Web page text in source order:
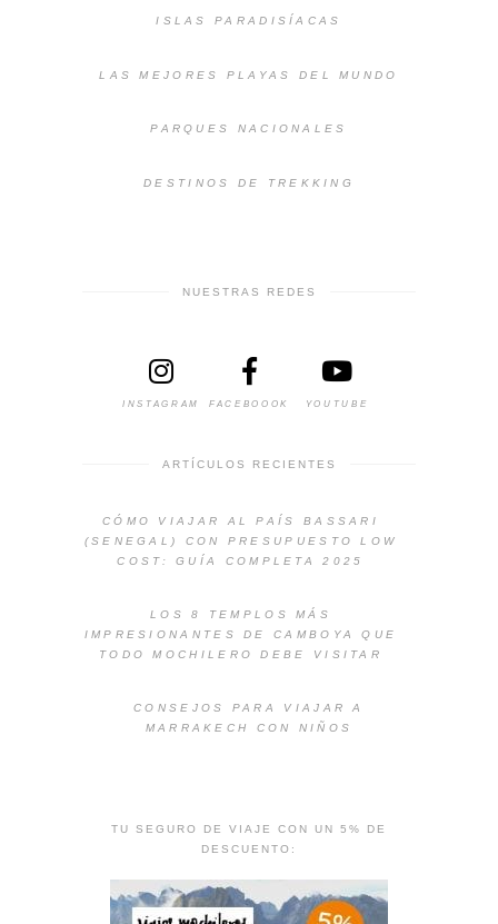
ISLAS PARADISÍACAS
LAS MEJORES PLAYAS DEL MUNDO
PARQUES NACIONALES
DESTINOS DE TREKKING
NUESTRAS REDES
INSTAGRAM FACEBOOOK YOUTUBE
ARTÍCULOS RECIENTES
CÓMO VIAJAR AL PAÍS BASSARI
(SENEGAL) CON PRESUPUESTO LOW
COST: GUÍA COMPLETA 2025
LOS 8 TEMPLOS MÁS
IMPRESIONANTES DE CAMBOYA QUE
TODO MOCHILERO DEBE VISITAR
CONSEJOS PARA VIAJAR A
MARRAKECH CON NIÑOS
TU SEGURO DE VIAJE CON UN 5% DE
DESCUENTO: